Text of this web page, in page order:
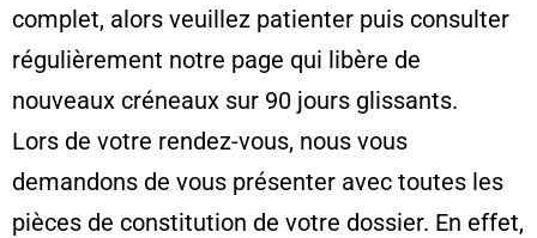
complet, alors veuillez patienter puis consulter
régulièrement notre page qui libère de
nouveaux créneaux sur 90 jours glissants.
Lors de votre rendez-vous, nous vous
demandons de vous présenter avec toutes les
pièces de constitution de votre dossier. En effet,